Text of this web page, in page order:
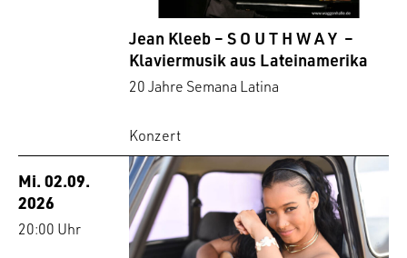
Jean Kleeb – S O U T H W A Y –
Klaviermusik aus Lateinamerika
20 Jahre Semana Latina
Konzert
Mi. 02.09.
2026
20:00 Uhr